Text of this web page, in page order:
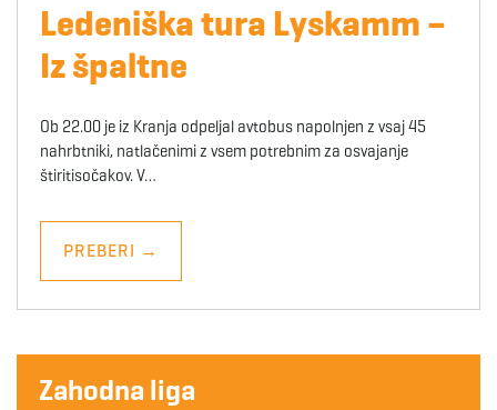
Ledeniška tura Lyskamm –
Iz špaltne
Ob 22.00 je iz Kranja odpeljal avtobus napolnjen z vsaj 45
nahrbtniki, natlačenimi z vsem potrebnim za osvajanje
štiritisočakov. V…
PREBERI →
Zahodna liga